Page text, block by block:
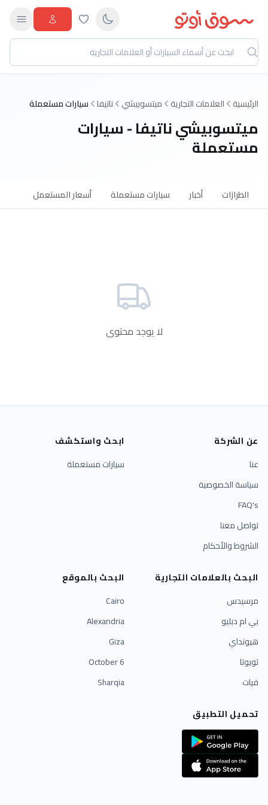
الرئيسية العلامات التجارية ميتسوبيشي ناتيفا سيارات مستعملة
ميتسوبيشي ناتيفا - سيارات
مستعملة
الطرازات أخبار سيارات مستعملة أسعار المستعمل
لا يوجد محتوى
عن الشركة
عنا
سياسة الخصوصية
FAQ's
تواصل معنا
الشروط والأحكام
ابحث واستكشف
سيارات مستعملة
البحث بالعلامات التجارية
مرسيدس
بي ام دبليو
هيونداي
تويوتا
فيات
البحث بالموقع
Cairo
Alexandria
Giza
6 October
Sharqia
تحميل التطبيق